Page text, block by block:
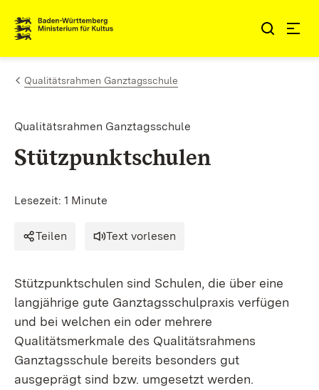
Zum Inhalt springen
Link zur Startseite
Qualitätsrahmen Ganztagsschule
Qualitätsrahmen Ganztagsschule
Stützpunktschulen
Lesezeit: 1 Minute
Teilen Text vorlesen
Stützpunktschulen sind Schulen, die über eine
langjährige gute Ganztagsschulpraxis verfügen
und bei welchen ein oder mehrere
Qualitätsmerkmale des Qualitätsrahmens
Ganztagsschule bereits besonders gut
ausgeprägt sind bzw. umgesetzt werden.